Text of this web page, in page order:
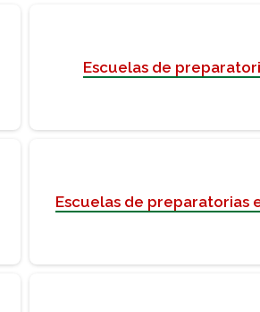
Escuelas de
Escuelas de preparatorias